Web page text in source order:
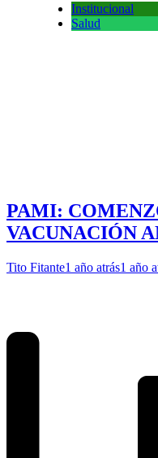
Institucional
Salud
PAMI:
VACUNACIÓN
Tito Fitante1 año atrás1 año